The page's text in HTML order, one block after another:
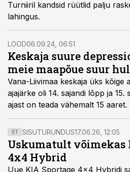
Turniiril kandsid rüütlid palju
lahingus.
LOOD06.09.24, 06:51
Keskaja suure
meie maapõue suur
Vana-Liivimaa keskaja üks kõige
ajajärke oli 14. sajandi lõpp ja 15.
ajast on teada vähemalt 15
jäämise põhjus võis olla
sellega kaasnenud majanduslik
ST SISUTURUNDUS17.06.26, 12:05
Uskumatult võimekas
4x4 Hybrid
Uue KIA Sportage 4x4 Hybridi